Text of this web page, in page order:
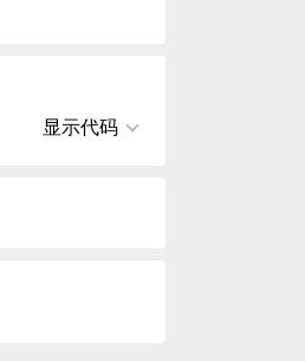
显示代码